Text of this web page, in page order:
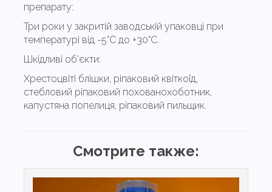
препарату:
Три роки у закритій заводській упаковці при
температурі від -5°С до +30°С.
Шкідливі об'єкти:
Хрестоцвіті блішки, ріпаковий квіткоїд,
стебловий ріпаковий похованохоботник,
капустяна попелиця, ріпаковий пильщик.
Смотрите также: